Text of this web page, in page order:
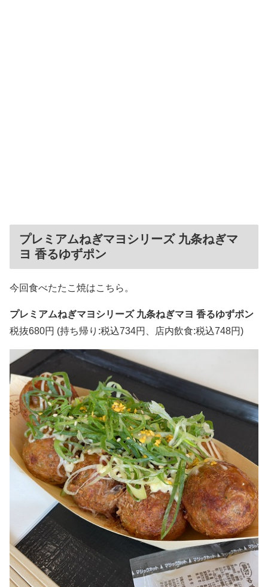
プレミアムねぎマヨシリーズ 九条ねぎマ
ヨ 香るゆずポン
今回食べたたこ焼はこちら。
プレミアムねぎマヨシリーズ 九条ねぎマヨ 香るゆずポン
税抜680円 (持ち帰り:税込734円、店内飲食:税込748円)